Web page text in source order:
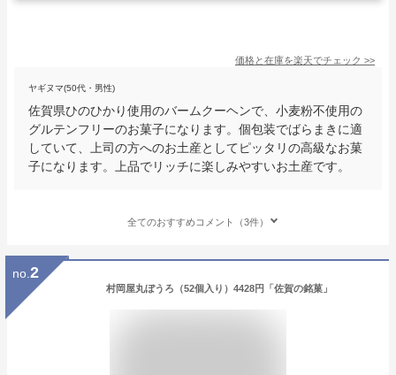
価格と在庫を楽天でチェック >>
ヤギヌマ(50代・男性)
佐賀県ひのひかり使用のバームクーヘンで、小麦粉不使用の
グルテンフリーのお菓子になります。個包装でばらまきに適
していて、上司の方へのお土産としてピッタリの高級なお菓
子になります。上品でリッチに楽しみやすいお土産です。
全てのおすすめコメント（3件）
no. 2
村岡屋丸ぼうろ（52個入り）4428円「佐賀の銘菓」